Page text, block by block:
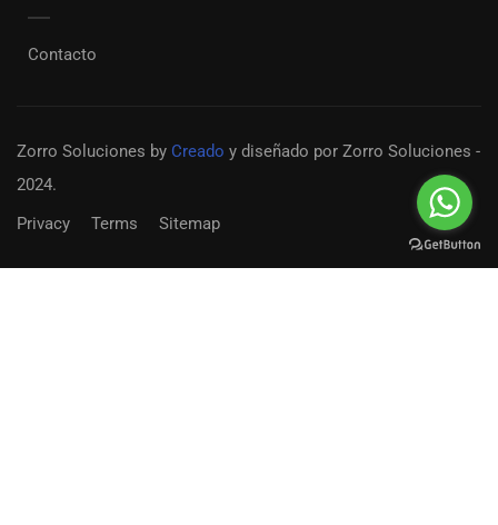
Contacto
Zorro Soluciones by Creado y diseñado por Zorro Soluciones -
2024.
Privacy
Terms Sitemap